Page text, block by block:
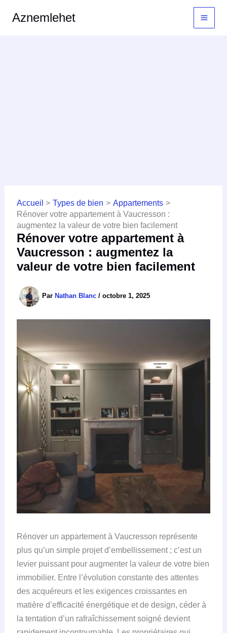
Aznemlehet
Accueil Types de bien
Appartements
Rénover votre appartement à Vaucresson :
augmentez la valeur de votre bien facilement
Rénover votre appartement à
Vaucresson : augmentez la
valeur de votre bien facilement
Par Nathan Blanc / octobre 1, 2025
Rénover un appartement à Vaucresson représente
plus qu’un simple projet d’embellissement ; c’est un
levier puissant pour augmenter la valeur de votre bien
immobilier. Entre l’évolution constante des attentes
des acquéreurs et les exigences croissantes en
matière d’efficacité énergétique et de design, céder à
la tentation d’un rafraîchissement soigné devient